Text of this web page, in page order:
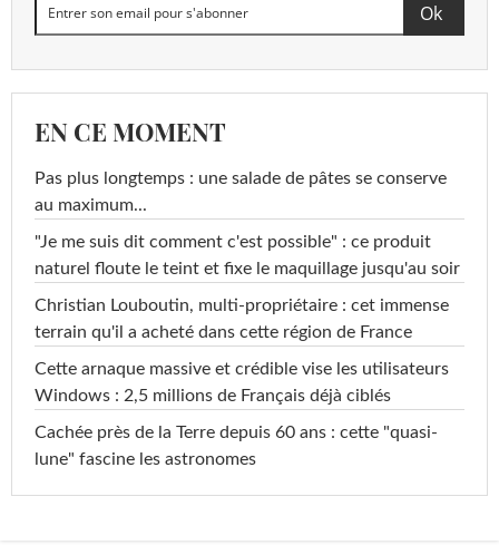
EN CE MOMENT
Pas plus longtemps : une salade de pâtes se conserve
au maximum...
"Je me suis dit comment c'est possible" : ce produit
naturel floute le teint et fixe le maquillage jusqu'au soir
Christian Louboutin, multi-propriétaire : cet immense
terrain qu'il a acheté dans cette région de France
Cette arnaque massive et crédible vise les utilisateurs
Windows : 2,5 millions de Français déjà ciblés
Cachée près de la Terre depuis 60 ans : cette "quasi-
lune" fascine les astronomes